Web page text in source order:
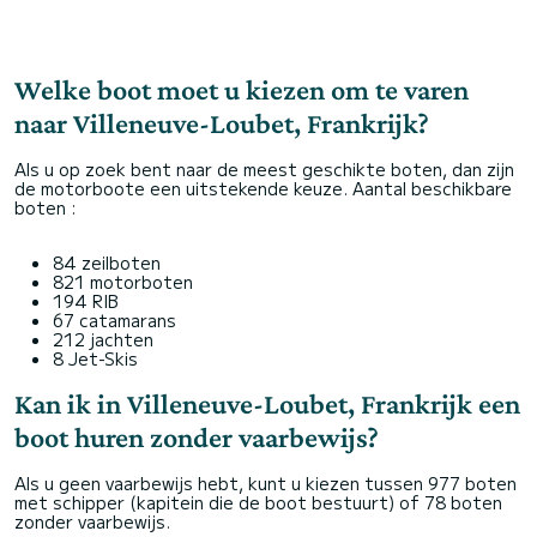
Welke boot moet u kiezen om te varen
naar Villeneuve-Loubet, Frankrijk?
Als u op zoek bent naar de meest geschikte boten, dan zijn
de motorboote een uitstekende keuze. Aantal beschikbare
boten :
84 zeilboten
821 motorboten
194 RIB
67 catamarans
212 jachten
8 Jet-Skis
Kan ik in Villeneuve-Loubet, Frankrijk een
boot huren zonder vaarbewijs?
Als u geen vaarbewijs hebt, kunt u kiezen tussen 977 boten
met schipper (kapitein die de boot bestuurt) of 78 boten
zonder vaarbewijs.